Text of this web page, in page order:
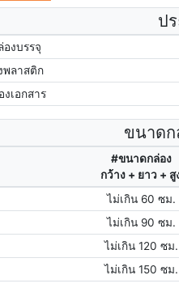
ป
องบรรจุ
พลาสติก
งเอกสาร
ขนาดก
#ขนาดกล่อง
กว้าง + ยาว + สู
ไม่เกิน 60 ซม.
ไม่เกิน 90 ซม.
ไม่เกิน 120 ซม.
ไม่เกิน 150 ซม.